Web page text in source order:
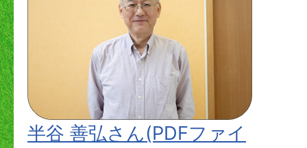
半谷 善弘さん(PDFファイ